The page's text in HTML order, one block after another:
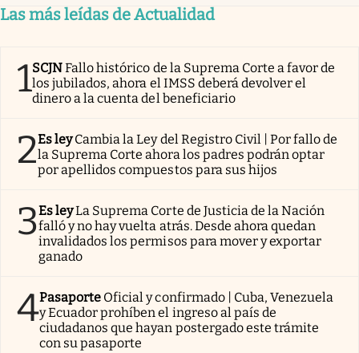
Las más leídas de Actualidad
1SCJNFallo histórico de la Suprema Corte a favor de
los jubilados, ahora el IMSS deberá devolver el
dinero a la cuenta del beneficiario
2Es ley Cambia la Ley del Registro Civil | Por fallo de
la Suprema Corte ahora los padres podrán optar
por apellidos compuestos para sus hijos
3Es leyLa Suprema Corte de Justicia de la Nación
falló y no hay vuelta atrás. Desde ahora quedan
invalidados los permisos para mover y exportar
ganado
4Pasaporte Oficial y confirmado | Cuba, Venezuela
y Ecuador prohíben el ingreso al país de
ciudadanos que hayan postergado este trámite
con su pasaporte